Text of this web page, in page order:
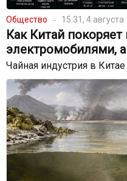
Общество 15:31, 4 августа
Как Китай
электромобилями,
Чайная индустрия в Китае